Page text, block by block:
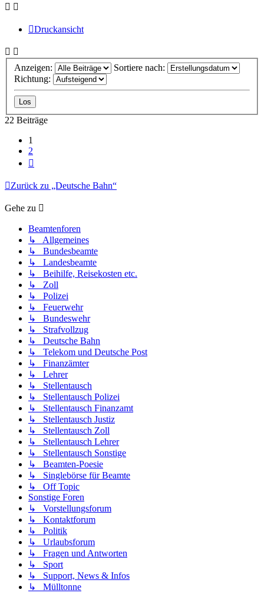
Druckansicht
Anzeigen:
Sortiere nach:
Richtung:
22 Beiträge
1
2
Zurück zu „Deutsche Bahn“
Gehe zu
Beamtenforen
↳ Allgemeines
↳ Bundesbeamte
↳ Landesbeamte
↳ Beihilfe, Reisekosten etc.
↳ Zoll
↳ Polizei
↳ Feuerwehr
↳ Bundeswehr
↳ Strafvollzug
↳ Deutsche Bahn
↳ Telekom und Deutsche Post
↳ Finanzämter
↳ Lehrer
↳ Stellentausch
↳ Stellentausch Polizei
↳ Stellentausch Finanzamt
↳ Stellentausch Justiz
↳ Stellentausch Zoll
↳ Stellentausch Lehrer
↳ Stellentausch Sonstige
↳ Beamten-Poesie
↳ Singlebörse für Beamte
↳ Off Topic
Sonstige Foren
↳ Vorstellungsforum
↳ Kontaktforum
↳ Politik
↳ Urlaubsforum
↳ Fragen und Antworten
↳ Sport
↳ Support, News & Infos
↳ Mülltonne